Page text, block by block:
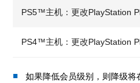
PS5™主机：更改PlayStation
PS4™主机：更改PlayStation
如果降低会员级别，则降级